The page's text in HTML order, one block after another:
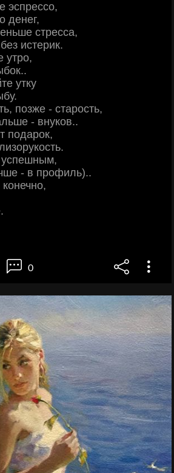
эспрессо,
денег,
стресса,
истерик.
утро,
утку
позже - старость,
- внуков..
подарок,
- в профиль)..
0